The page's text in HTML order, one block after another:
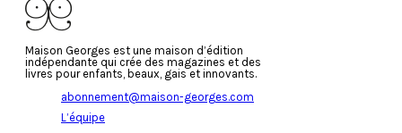
Maison Georges est une maison d’édition
indépendante qui crée des magazines et des
livres pour enfants, beaux, gais et innovants.
abonnement@maison-georges.com
L’équipe